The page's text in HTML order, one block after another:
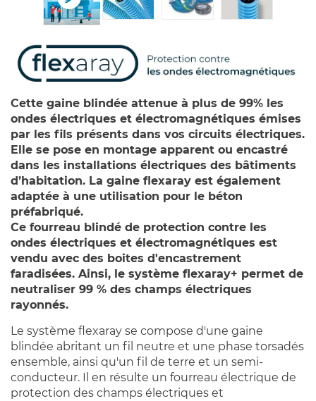
Cette gaine blindée attenue à plus de 99% les
ondes électriques et électromagnétiques émises
par les fils présents dans vos circuits électriques.
Elle se pose en montage apparent ou encastré
dans les installations électriques des bâtiments
d’habitation. La gaine flexaray est également
adaptée à une utilisation pour le béton
préfabriqué.
Ce fourreau blindé de protection contre les
ondes électriques et électromagnétiques est
vendu avec des boites d'encastrement
faradisées. Ainsi, le système flexaray+ permet de
neutraliser 99 % des champs électriques
rayonnés.
Le système flexaray se compose d'une gaine
blindée abritant un fil neutre et une phase torsadés
ensemble, ainsi qu'un fil de terre et un semi-
conducteur. Il en résulte un fourreau électrique de
protection des champs électriques et